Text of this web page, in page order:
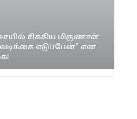
சிக்கிய மிருணாள்
எடுப்பேன்" என